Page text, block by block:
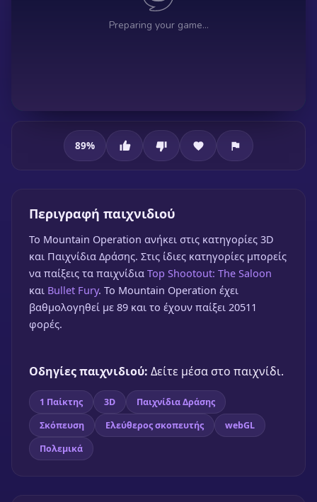
Mountain Operation
Παίξε δωρεάν
89%
Περιγραφή παιχνιδιού
To Mountain Operation ανήκει στις κατηγορίες 3D
και Παιχνίδια Δράσης. Στις ίδιες κατηγορίες μπορείς
να παίξεις τα παιχνίδια Top Shootout: The Saloon
και Bullet Fury. Το Mountain Operation έχει
βαθμολογηθεί με 89 και το έχουν παίξει 20511
φορές.
Οδηγίες παιχνιδιού: Δείτε μέσα στο παιχνίδι.
1 Παίκτης 3D
Παιχνίδια Δράσης
Σκόπευση
Ελεύθερος σκοπευτής
webGL
Πολεμικά